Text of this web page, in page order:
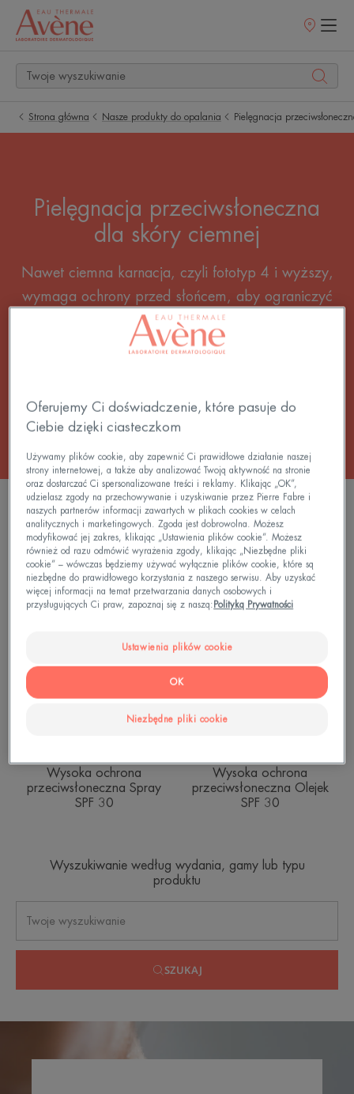
Punkty
Strona główna Nasze produkty do opalania Pielęgnacja
Pielęgnacja przeciwsłoneczna
dla skóry ciemnej
Nawet ciemna karnacja, czyli fototyp 4 i wyższy,
wymaga ochrony przed słońcem, aby ograniczyć
starzenie się skóry. Wybierz faktor ochrony
przeciwsłonecznej dla ciemnej skóry w zależności
2 wyniki "Pielęgnacja przeciwsłoneczna dla
skóry ciemnej"
Wysoka
ochrona
przeciwsłoneczna
Spray
Wysoka ochrona
przeciwsłoneczna Spray
SPF 30
Wysoka
ochrona
Olejek
Wysoka ochrona
przeciwsłoneczna Olejek
SPF 30
Wyszukiwanie według wydania, gamy lub typu
produktu
SZUKAJ
Oferujemy Ci doświadczenie, które pasuje do
Ciebie dzięki ciasteczkom
Używamy plików cookie, aby zapewnić Ci prawidłowe działanie naszej
strony internetowej, a także aby analizować Twoją aktywność na stronie
oraz dostarczać Ci spersonalizowane treści i reklamy. Klikając „OK”,
udzielasz zgody na przechowywanie i uzyskiwanie przez Pierre Fabre i
naszych partnerów informacji zawartych w plikach cookies w celach
analitycznych i marketingowych. Zgoda jest dobrowolna. Możesz
modyfikować jej zakres, klikając „Ustawienia plików cookie”. Możesz
również od razu odmówić wyrażenia zgody, klikając „Niezbędne pliki
cookie” – wówczas będziemy używać wyłącznie plików cookie, które są
niezbędne do prawidłowego korzystania z naszego serwisu. Aby uzyskać
więcej informacji na temat przetwarzania danych osobowych i
przysługujących Ci praw, zapoznaj się z naszą: Polityką Prywatności
Ustawienia plików cookie
Niezbędne pliki cookie
OK